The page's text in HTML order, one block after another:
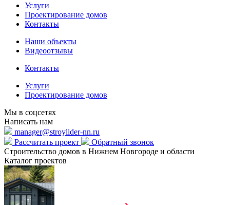
Услуги
Проектирование домов
Контакты
Наши объекты
Видеоотзывы
Контакты
Услуги
Проектирование домов
Мы в соцсетях
Написать нам
manager@stroylider-nn.ru
Рассчитать проект
Обратный звонок
Строительство домов в Нижнем Новгороде и области
Каталог проектов